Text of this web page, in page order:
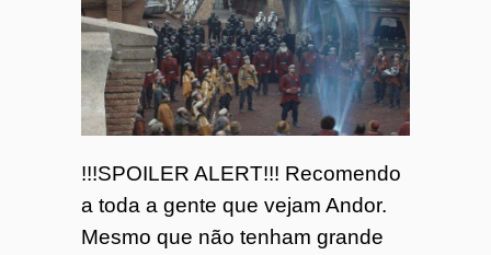
!!!SPOILER ALERT!!! Recomendo
a toda a gente que vejam Andor.
Mesmo que não tenham grande